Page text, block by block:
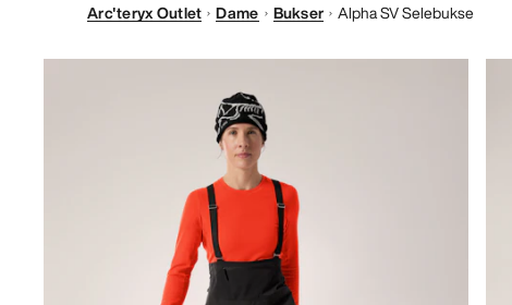
Arc'teryx Outlet Dame Bukser Alpha SV Selebukse